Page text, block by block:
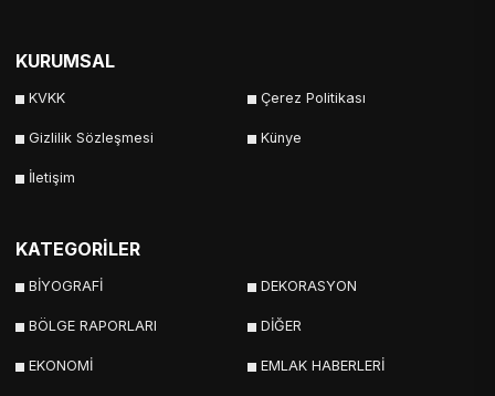
KURUMSAL
KVKK Çerez Politikası
Gizlilik Sözleşmesi Künye
İletişim
KATEGORİLER
BİYOGRAFİ DEKORASYON
BÖLGE RAPORLARI DİĞER
EKONOMİ EMLAK HABERLERİ